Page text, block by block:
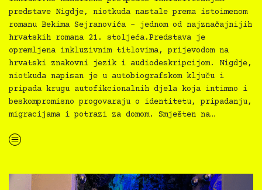
predstave Nigdje, niotkuda nastale prema istoimenom
romanu Bekima Sejranovića – jednom od najznačajnijih
hrvatskih romana 21. stoljeća.Predstava je
opremljena inkluzivnim titlovima, prijevodom na
hrvatski znakovni jezik i audiodeskripcijom. Nigdje,
niotkuda napisan je u autobiografskom ključu i
pripada krugu autofikcionalnih djela koja intimno i
beskompromisno progovaraju o identitetu, pripadanju,
migracijama i potrazi za domom. Smješten na…
“Nigdje, niotkuda, 5.2.2026., 19:30”